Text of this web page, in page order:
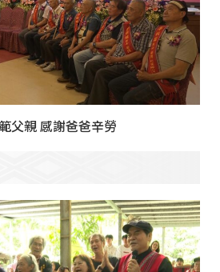
父親 感謝爸爸辛勞